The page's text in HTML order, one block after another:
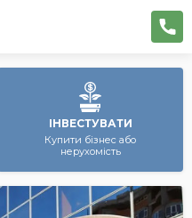
ІНВЕСТУВАТИ
Купити бізнес або
нерухомість